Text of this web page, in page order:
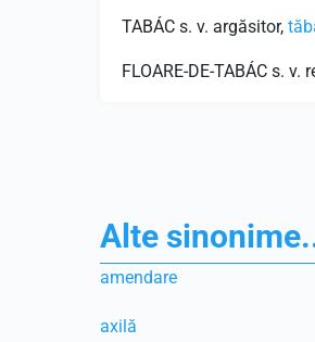
TABÁC s. v. argăsitor,
FLOARE-DE-TABÁC s. v.
Alte
amendare
axilă